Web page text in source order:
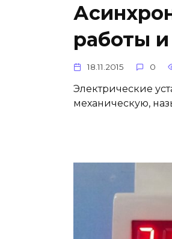
работы
18.11.2015 0
Электрические
механическую,